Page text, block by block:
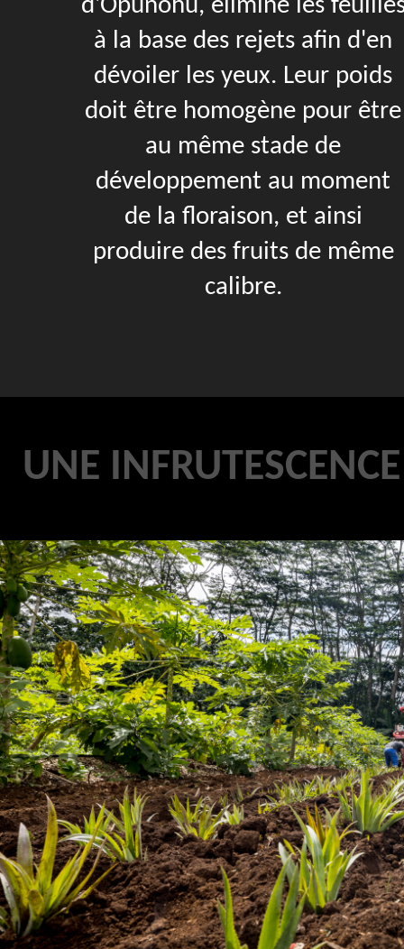
d'Opunohu, élimine les
à la base des rejets afin d'en
dévoiler les yeux. Leur poids
doit être homogène pour être
au même stade de
développement au moment
de la floraison, et ainsi
produire des fruits de même
calibre.
UNE